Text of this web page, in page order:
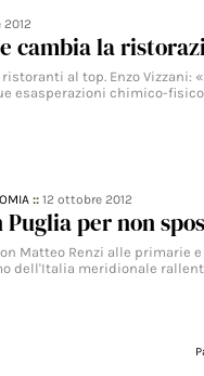
cambia la
al top. Enzo Vizzani:
esasperazioni chimico-
::12 ottobre 2012
per non
Matteo Renzi alle primarie
dell'Italia meridionale